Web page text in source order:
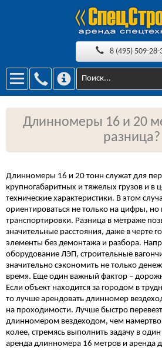
8 (495) 509-28-
Длинномеры 16 и 20
разница?
Длинномеры 16 и 20 тонн служат для
крупногабаритных и тяжелых грузов и в
технические характеристики. В этом
ориентироваться не только на цифры, но
транспортировки. Разница в метраже
значительные расстояния, даже в черте
элементы без демонтажа и разбора.
оборудование ЛЭП, строительные
значительно сэкономить не только
время. Еще один важный фактор –
Если объект находится за городом в
то лучше арендовать длинномер
на проходимости. Лучше быстро
длинномером вездеходом, чем намертво
колее, стремясь выполнить задачу в
аренда длинномера 16 метров и аренда